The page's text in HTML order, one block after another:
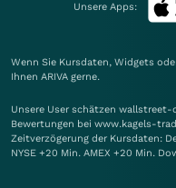
Unsere Apps:
Wenn Sie Kursdaten, Widgets
Ihnen ARIVA gerne.
Unsere User schätzen
Bewertungen bei www.kagels-
Zeitverzögerung der Kursdaten:
NYSE +20 Min. AMEX +20 Min.